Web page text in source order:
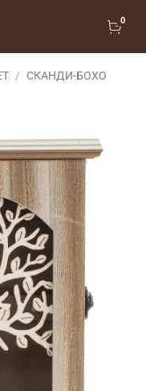
0
СКАНДИ-БОХО